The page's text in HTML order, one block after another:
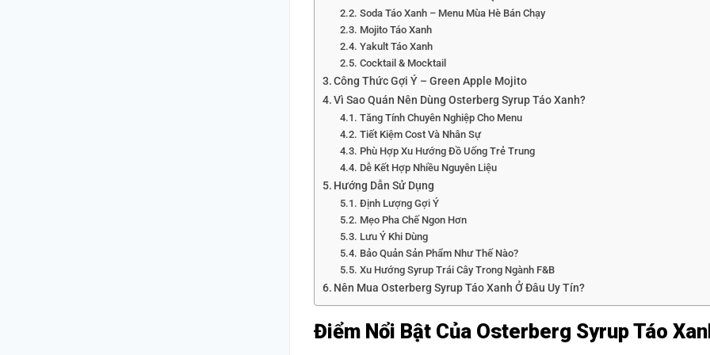
Soda Táo Xanh – Menu Mùa Hè Bán Chạy
Mojito Táo Xanh
Yakult Táo Xanh
Cocktail & Mocktail
Công Thức Gợi Ý – Green Apple Mojito
Vì Sao Quán Nên Dùng Osterberg Syrup Táo Xanh?
Tăng Tính Chuyên Nghiệp Cho Menu
Tiết Kiệm Cost Và Nhân Sự
Phù Hợp Xu Hướng Đồ Uống Trẻ Trung
Dễ Kết Hợp Nhiều Nguyên Liệu
Hướng Dẫn Sử Dụng
Định Lượng Gợi Ý
Mẹo Pha Chế Ngon Hơn
Lưu Ý Khi Dùng
Bảo Quản Sản Phẩm Như Thế Nào?
Xu Hướng Syrup Trái Cây Trong Ngành F&B
Nên Mua Osterberg Syrup Táo Xanh Ở Đâu Uy Tín?
Điểm Nổi Bật Của Osterberg Syrup Táo